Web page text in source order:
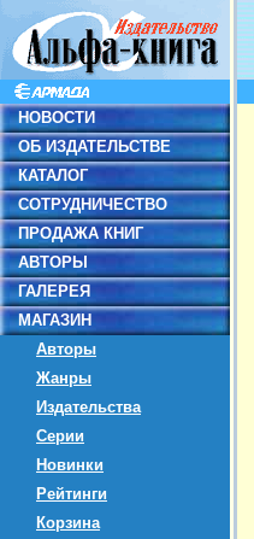
НОВОСТИ
ОБ ИЗДАТЕЛЬСТВЕ
КАТАЛОГ
СОТРУДНИЧЕСТВО
ПРОДАЖА КНИГ
АВТОРЫ
ГАЛЕРЕЯ
МАГАЗИН
Авторы
Жанры
Издательства
Серии
Новинки
Рейтинги
Корзина